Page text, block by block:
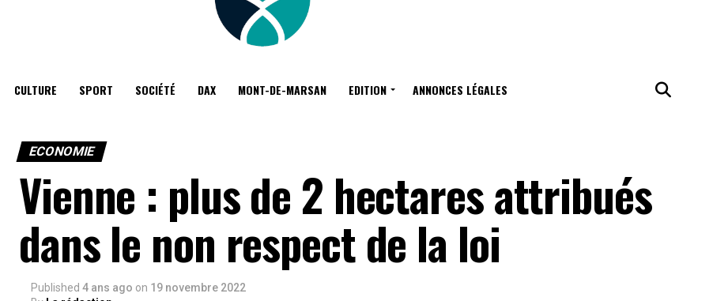
CULTURE SPORT SOCIÉTÉ DAX MONT-DE-MARSAN EDITION ANNONCES LÉGALES
ECONOMIE
Vienne : plus de 2 hectares attribués
dans le non respect de la loi
Published 4 ans ago on 19 novembre 2022